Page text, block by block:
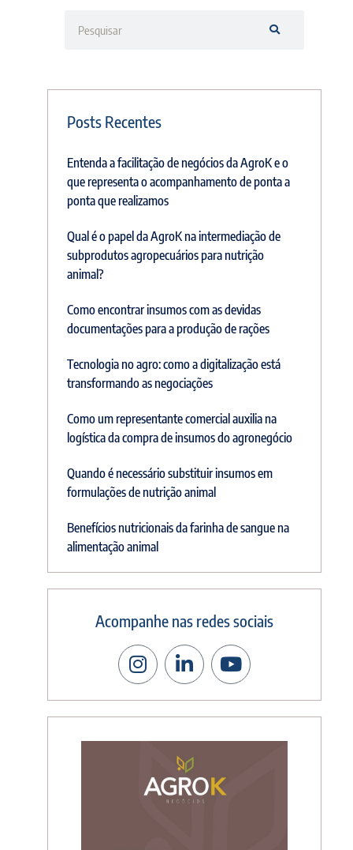
Posts Recentes
Entenda a facilitação de negócios da AgroK e o
que representa o acompanhamento de ponta a
ponta que realizamos
Qual é o papel da AgroK na intermediação de
subprodutos agropecuários para nutrição
animal?
Como encontrar insumos com as devidas
documentações para a produção de rações
Tecnologia no agro: como a digitalização está
transformando as negociações
Como um representante comercial auxilia na
logística da compra de insumos do agronegócio
Quando é necessário substituir insumos em
formulações de nutrição animal
Benefícios nutricionais da farinha de sangue na
alimentação animal
Acompanhe nas redes sociais